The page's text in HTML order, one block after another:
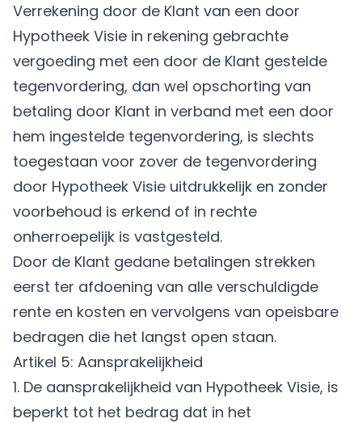
Verrekening door de Klant van een door
Hypotheek Visie in rekening gebrachte
vergoeding met een door de Klant gestelde
tegenvordering, dan wel opschorting van
betaling door Klant in verband met een door
hem ingestelde tegenvordering, is slechts
toegestaan voor zover de tegenvordering
door Hypotheek Visie uitdrukkelijk en zonder
voorbehoud is erkend of in rechte
onherroepelijk is vastgesteld.
Door de Klant gedane betalingen strekken
eerst ter afdoening van alle verschuldigde
rente en kosten en vervolgens van opeisbare
bedragen die het langst open staan.
Artikel 5: Aansprakelijkheid
1. De aansprakelijkheid van Hypotheek Visie, is
beperkt tot het bedrag dat in het